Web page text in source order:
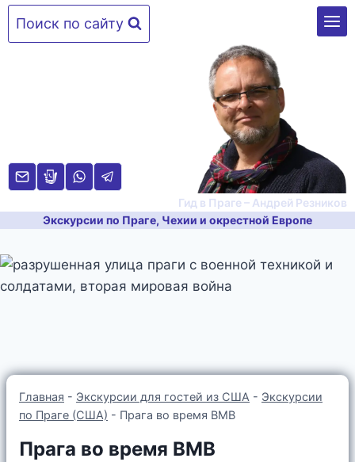
Перейти
Поиск по сайту
Гид в Праге – Андрей Резников
Экскурсии по Праге, Чехии и окрестной Европе
Главная - Экскурсии для гостей из США - Экскурсии
по Праге (США) - Прага во время ВМВ
Прага во время ВМВ